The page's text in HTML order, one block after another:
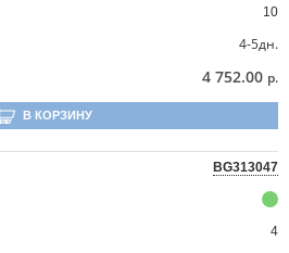
10
4-5дн.
4 752.00 р.
В КОРЗИНУ
BG313047
4